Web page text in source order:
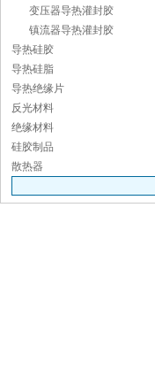
变压器导热灌封胶
镇流器导热灌封胶
导热硅胶
导热硅脂
导热绝缘片
反光材料
绝缘材料
硅胶制品
散热器